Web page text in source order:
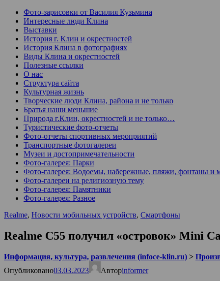
Фото-зарисовки от Василия Кузьмина
Интересные люди Клина
Выставки
История г. Клин и окрестностей
История Клина в фотографиях
Виды Клина и окрестностей
Полезные ссылки
О нас
Структура сайта
Культурная жизнь
Творческие люди Клина, района и не только
Братья наши меньшие
Природа г.Клин, окрестностей и не только…
Туристические фото-отчеты
Фото-отчеты спортивных мероприятий
Транспортные фотогалереи
Музеи и достопримечательности
Фото-галерея: Парки
Фото-галерея: Водоемы, набережные, пляжи, фонтаны и
Фото-галереи на религиозную тему
Фото-галерея: Памятники
Фото-галерея: Разное
Realme, Новости мобильных устройств, Смартфоны
Realme C55 получил «островок» Mini
Информация, культура, развлечения (infoce-klin.ru) >
Опубликовано03.03.2023 Авторinformer